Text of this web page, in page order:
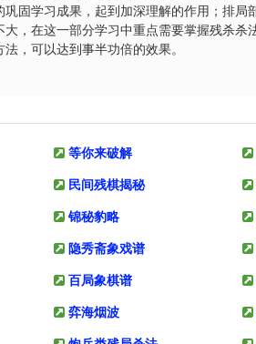
巩固学习成果，起到加深理解的作用；排
大，在这一部分学习中重点需要掌握残杀
，可以达到事半功倍的效果。
等你来破解
民间残棋揭秘
锦秘豹略
隐秀斋象戏谱
百局象棋谱
弈海烟波